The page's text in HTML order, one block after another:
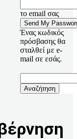
το email σας
Ένας κωδικός
πρόσβασης θα
σταλθεί με e-
mail σε εσάς.